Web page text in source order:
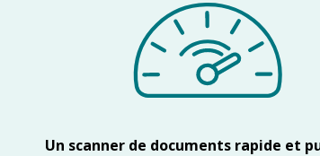
Un scanner de documents rapide et